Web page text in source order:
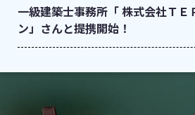
一級建築士事務所「 株式会社ＴＥ
ン」さんと提携開始！